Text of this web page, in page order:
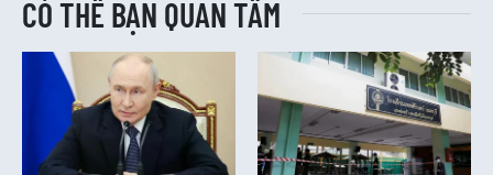
CÓ THỂ BẠN QUAN TÂM